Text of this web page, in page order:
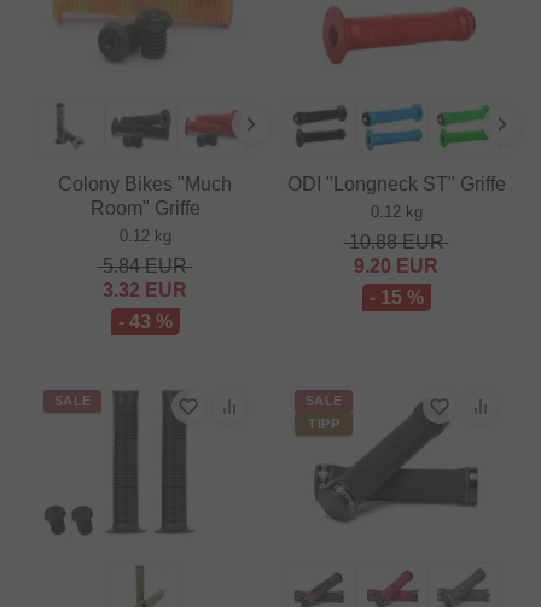
Colony Bikes "Much
Room" Griffe
0.12 kg
5.84EUR
3.32 EUR
- 43 %
ODI "Longneck ST" Griffe
0.12 kg
10.88EUR
9.20 EUR
- 15 %
SALE
SALE
TIPP